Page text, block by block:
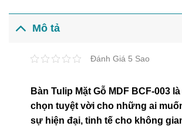
Mô tả
Đánh Giá 5 Sao
Bàn Tulip Mặt Gỗ MDF BCF-003
chọn tuyệt vời cho những ai
sự hiện đại, tinh tế cho không